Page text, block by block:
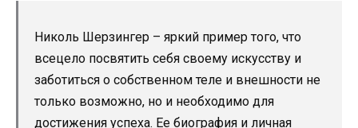
Николь Шерзингер – яркий пример того, что
всецело посвятить себя своему искусству и
заботиться о собственном теле и внешности не
только возможно, но и необходимо для
достижения успеха. Ее биография и личная